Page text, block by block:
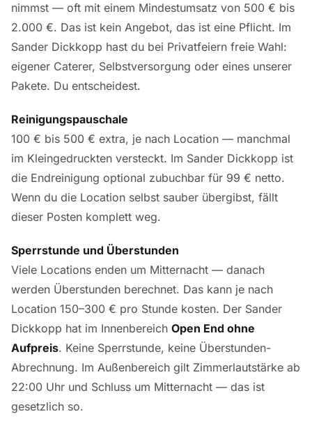
nimmst — oft mit einem Mindestumsatz von 500 € bis
2.000 €. Das ist kein Angebot, das ist eine Pflicht. Im
Sander Dickkopp hast du bei Privatfeiern freie Wahl:
eigener Caterer, Selbstversorgung oder eines unserer
Pakete. Du entscheidest.
Reinigungspauschale
100 € bis 500 € extra, je nach Location — manchmal
im Kleingedruckten versteckt. Im Sander Dickkopp ist
die Endreinigung optional zubuchbar für 99 € netto.
Wenn du die Location selbst sauber übergibst, fällt
dieser Posten komplett weg.
Sperrstunde und Überstunden
Viele Locations enden um Mitternacht — danach
werden Überstunden berechnet. Das kann je nach
Location 150–300 € pro Stunde kosten. Der Sander
Dickkopp hat im Innenbereich Open End ohne
Aufpreis. Keine Sperrstunde, keine Überstunden-
Abrechnung. Im Außenbereich gilt Zimmerlautstärke ab
22:00 Uhr und Schluss um Mitternacht — das ist
gesetzlich so.